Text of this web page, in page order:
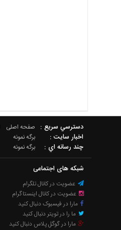
دسترسي سريع : صفحه اصلی
اخبار سایت : برگه نمونه
چند رسانه اي : برگه نمونه
شبکه های اجتماعی
عضویت در کانال تلگرام
عضویت در کانال اینستاگرام
مارا در فیسبوک دنبال کنید
ما را در تویتر دنبال کنید
مارا در گوگل پلاس دنبال کنید